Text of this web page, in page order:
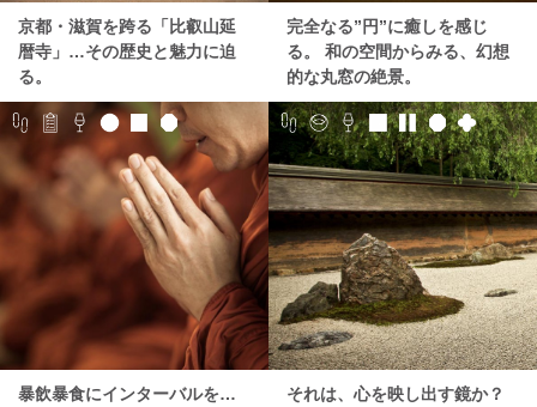
京都・滋賀を跨る「比叡山延
暦寺」…その歴史と魅力に迫
る。
完全なる”円”に癒しを感じ
る。 和の空間からみる、幻想
的な丸窓の絶景。
暴飲暴食にインターバルを… それは、心を映し出す鏡か？